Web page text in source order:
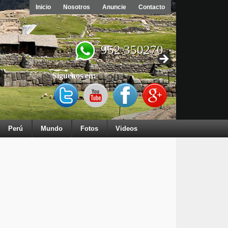
Inicio Nosotros Anuncie Contacto
952 350270
Síguenos en:
Perú Mundo Fotos Videos